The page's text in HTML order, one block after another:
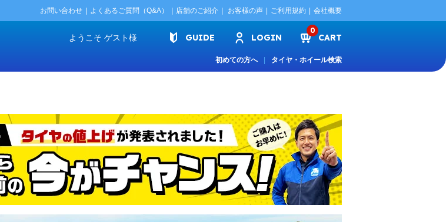
お問い合わせ よくあるご質問（Q&A） 店舗のご紹介 お客様の声 ご利用規約 会社概要
ようこそ ゲスト様 GUIDE LOGIN
0
CART
初めての方へ タイヤ・ホイール検索